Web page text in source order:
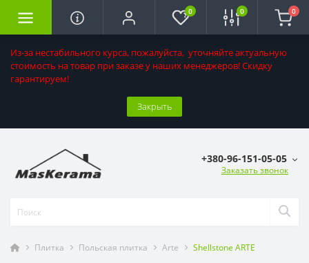
Из-за нестабильного курса, пожалуйста, уточняйте актуальную
стоимость на товар при заказе у наших менеджеров! Скидку
гарантируем!
Закрыть
0 0 0
+380-96-151-05-05
Заказать звонок
Плитка Польская плитка Arte Shellstone ARTE